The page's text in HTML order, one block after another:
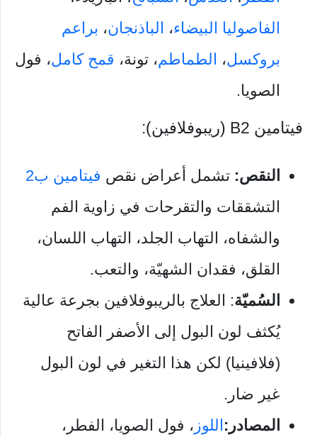
الفاصوليا البيضاء، الباذنجان، براعم
بروكسل، الطماطم، تونة، قمح كامل، فول
الصويا.
فيتامين B2 (ريبوفلافين):
النقص: تشمل أعراض نقص فيتامين ب2
التشققات والتقرحات في زاوية الفم
والشفاه، التهاب الجلد، التهاب اللسان،
القلق، فقدان الشهيّة، والتعب.
السُميّة: العلاج بالريبوفلافين بجرعة عالية
يُكثف لون البول إلى الأصفر الفاتح
(فلافينيا) لكن هذا التغير في لون البول
غير ضار.
المصادر:اللوز ، فول الصويا، الفطر،